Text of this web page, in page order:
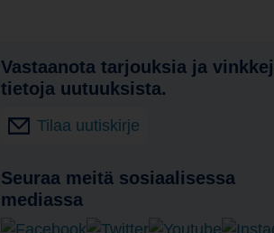
Vastaanota tarjouksia ja
tietoja uutuuksista.
Tilaa uutiskirje
Seuraa meitä sosiaalisessa
mediassa